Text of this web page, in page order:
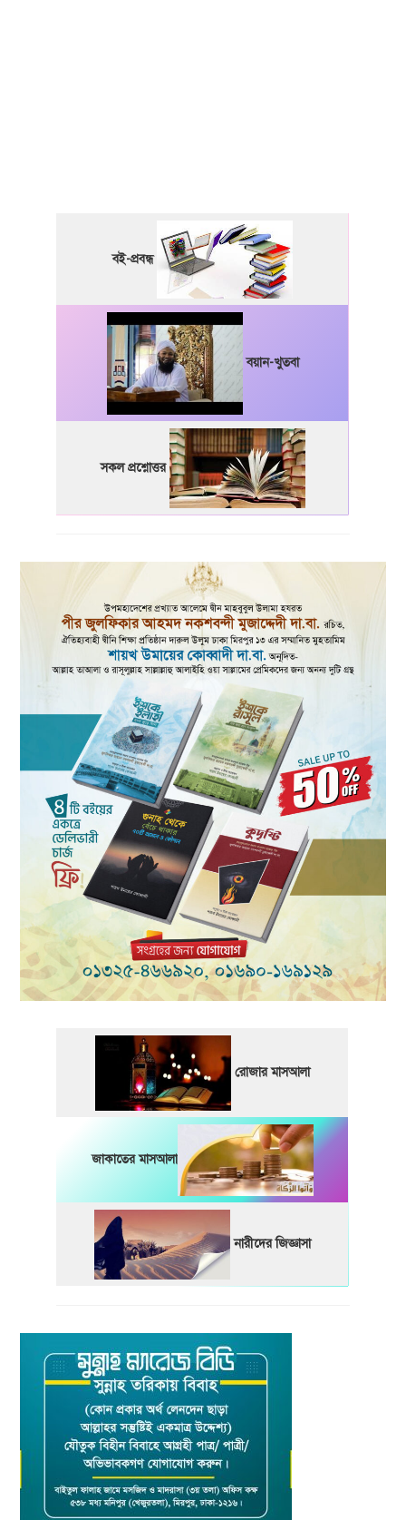
বই-প্রবন্ধ
বয়ান-খুতবা
সকল প্রশ্নোত্তর
রোজার মাসআলা
জাকাতের মাসআলা
নারীদের জিজ্ঞাসা